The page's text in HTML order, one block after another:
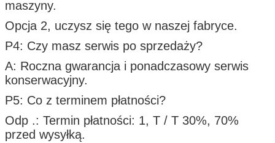
maszyny.
Opcja 2, uczysz się tego w naszej fabryce.
P4: Czy masz serwis po sprzedaży?
A: Roczna gwarancja i ponadczasowy serwis
konserwacyjny.
P5: Co z terminem płatności?
Odp .: Termin płatności: 1, T / T 30%, 70%
przed wysyłką.